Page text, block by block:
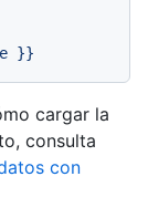
}}
cargar la
consulta
con